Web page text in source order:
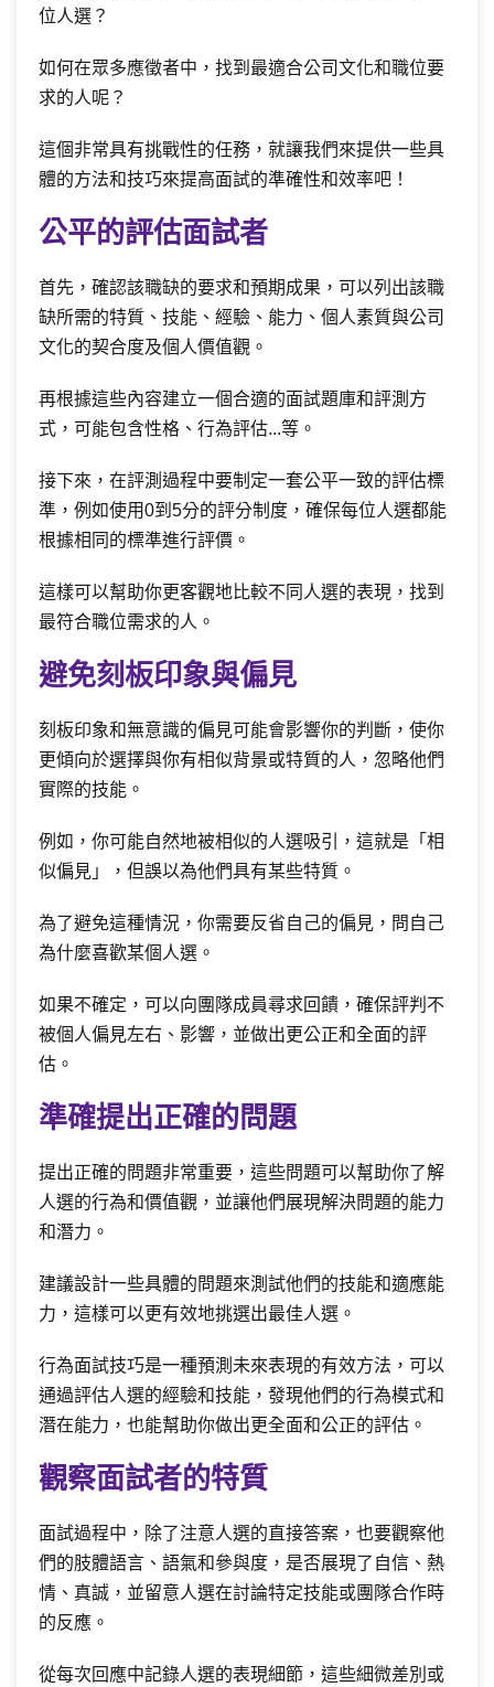
位人選？
如何在眾多應徵者中，找到最適合公司文化和職位要
求的人呢？
這個非常具有挑戰性的任務，就讓我們來提供一些具
體的方法和技巧來提高面試的準確性和效率吧！
公平的評估面試者
首先，確認該職缺的要求和預期成果，可以列出該職
缺所需的特質、技能、經驗、能力、個人素質與公司
文化的契合度及個人價值觀。
再根據這些內容建立一個合適的面試題庫和評測方
式，可能包含性格、行為評估...等。
接下來，在評測過程中要制定一套公平一致的評估標
準，例如使用0到5分的評分制度，確保每位人選都能
根據相同的標準進行評價。
這樣可以幫助你更客觀地比較不同人選的表現，找到
最符合職位需求的人。
避免刻板印象與偏見
刻板印象和無意識的偏見可能會影響你的判斷，使你
更傾向於選擇與你有相似背景或特質的人，忽略他們
實際的技能。
例如，你可能自然地被相似的人選吸引，這就是「相
似偏見」，但誤以為他們具有某些特質。
為了避免這種情況，你需要反省自己的偏見，問自己
為什麼喜歡某個人選。
如果不確定，可以向團隊成員尋求回饋，確保評判不
被個人偏見左右、影響，並做出更公正和全面的評
估。
準確提出正確的問題
提出正確的問題非常重要，這些問題可以幫助你了解
人選的行為和價值觀，並讓他們展現解決問題的能力
和潛力。
建議設計一些具體的問題來測試他們的技能和適應能
力，這樣可以更有效地挑選出最佳人選。
行為面試技巧是一種預測未來表現的有效方法，可以
通過評估人選的經驗和技能，發現他們的行為模式和
潛在能力，也能幫助你做出更全面和公正的評估。
觀察面試者的特質
面試過程中，除了注意人選的直接答案，也要觀察他
們的肢體語言、語氣和參與度，是否展現了自信、熱
情、真誠，並留意人選在討論特定技能或團隊合作時
的反應。
從每次回應中記錄人選的表現細節，這些細微差別或